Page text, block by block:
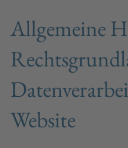
Allgemeine
Website